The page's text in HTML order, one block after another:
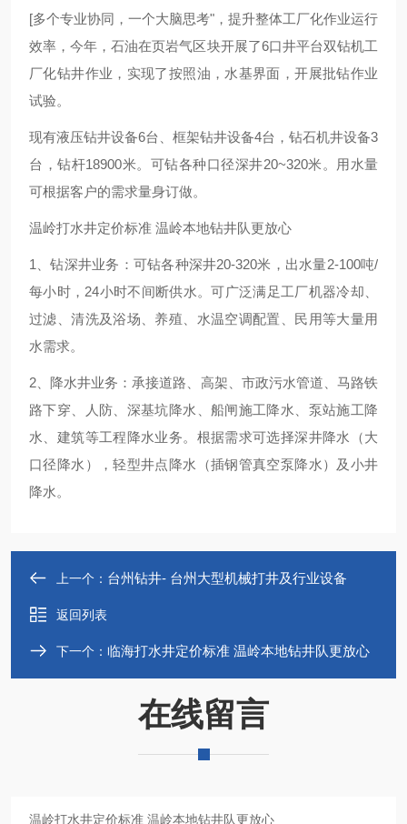
[多个专业协同，一个大脑思考"，提升整体工厂化作业运行
效率，今年，石油在页岩气区块开展了6口井平台双钻机工
厂化钻井作业，实现了按照油，水基界面，开展批钻作业
试验。
现有液压钻井设备6台、框架钻井设备4台，钻石机井设备3
台，钻杆18900米。可钻各种口径深井20~320米。用水量
可根据客户的需求量身订做。
温岭打水井定价标准 温岭本地钻井队更放心
1、钻深井业务：可钻各种深井20-320米，出水量2-100吨/
每小时，24小时不间断供水。可广泛满足工厂机器冷却、
过滤、清洗及浴场、养殖、水温空调配置、民用等大量用
水需求。
2、降水井业务：承接道路、高架、市政污水管道、马路铁
路下穿、人防、深基坑降水、船闸施工降水、泵站施工降
水、建筑等工程降水业务。根据需求可选择深井降水（大
口径降水），轻型井点降水（插钢管真空泵降水）及小井
降水。
上一个： 台州钻井- 台州大型机械打井及行业设备
返回列表
下一个： 临海打水井定价标准 温岭本地钻井队更放心
在线留言